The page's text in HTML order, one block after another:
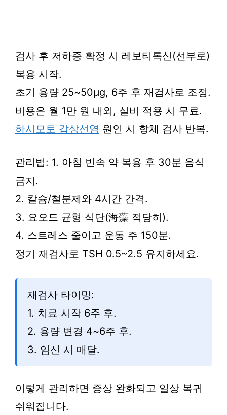
검사 후 저하증 확정 시 레보티록신(선부로)
복용 시작.
초기 용량 25~50μg, 6주 후 재검사로 조정.
비용은 월 1만 원 내외, 실비 적용 시 무료.
하시모토 갑상선염 원인 시 항체 검사 반복.
관리법: 1. 아침 빈속 약 복용 후 30분 음식
금지.
2. 칼슘/철분제와 4시간 간격.
3. 요오드 균형 식단(海藻 적당히).
4. 스트레스 줄이고 운동 주 150분.
정기 재검사로 TSH 0.5~2.5 유지하세요.
재검사 타이밍:
1. 치료 시작 6주 후.
2. 용량 변경 4~6주 후.
3. 임신 시 매달.
이렇게 관리하면 증상 완화되고 일상 복귀
쉬워집니다.